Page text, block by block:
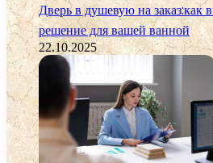
Дверь в душевую на заказ:как
решение для вашей ванной
22.10.2025